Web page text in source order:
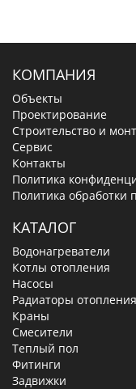
КОМПАНИЯ
Объекты
Проектирование
Строительство и
Сервис
Контакты
Политика
Политика обработки
КАТАЛОГ
Водонагреватели
Котлы отопления
Насосы
Радиаторы отопления
Краны
Смесители
Теплый пол
Фитинги
Задвижки